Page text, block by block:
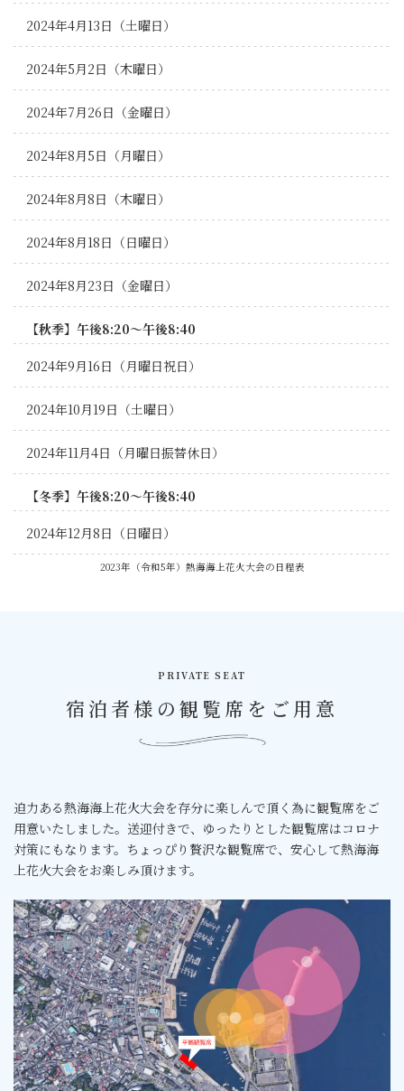
2024年4月13日（土曜日）
2024年5月2日（木曜日）
2024年7月26日（金曜日）
2024年8月5日（月曜日）
2024年8月8日（木曜日）
2024年8月18日（日曜日）
2024年8月23日（金曜日）
【秋季】午後8:20～午後8:40
2024年9月16日（月曜日祝日）
2024年10月19日（土曜日）
2024年11月4日（月曜日振替休日）
【冬季】午後8:20～午後8:40
2024年12月8日（日曜日）
2023年（令和5年）熱海海上花火大会の日程表
宿泊者様の観覧席をご用意
PRIVATE SEAT
迫力ある熱海海上花火大会を存分に楽しんで頂く為に観覧席をご
用意いたしました。送迎付きで、ゆったりとした観覧席はコロナ
対策にもなります。ちょっぴり贅沢な観覧席で、安心して熱海海
上花火大会をお楽しみ頂けます。